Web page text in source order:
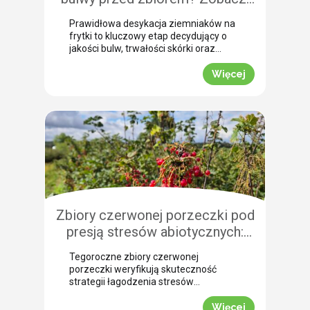
jak przebiega profesjonalna
desykacja ziemniaków na frytki!
Prawidłowa desykacja ziemniaków na
frytki to kluczowy etap decydujący o
jakości bulw, trwałości skórki oraz
łatwości zbioru maszynowego. Nasz
przeprowadził niedawno lustrację
(województwo pomorskie). Na tej
podstawie podpowiada, dlaczego o
zabiegu dosuszania warto pomyśleć z
dużym wyprzedzeniem. Zobacz, jak
zaplanować skuteczne wygaszanie
wegetacji z użyciem preparatu MIZUKI.
Dlaczego […]
Więcej
Zbiory czerwonej porzeczki pod
presją stresów abiotycznych:
ocena skuteczności
biostymulacji
Tegoroczne zbiory czerwonej
porzeczki weryfikują skuteczność
strategii łagodzenia stresów
Więcej